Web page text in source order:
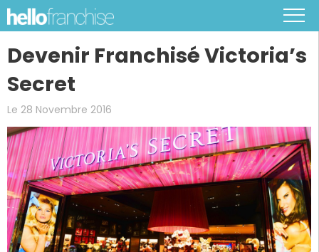
Devenir Franchisé Victoria’s
Secret
Le 28 Novembre 2016